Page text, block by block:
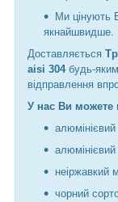
Ми цінують
якнайшвидше.
Доставляється
aisi 304будь-яким
відправлення
У нас Ви можете
неіржавкий
чорний